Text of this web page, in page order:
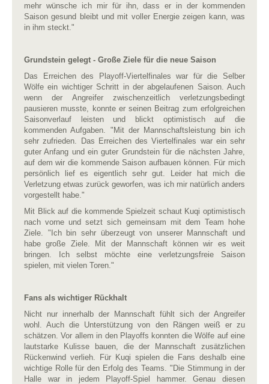
mehr wünsche ich mir für ihn, dass er in der kommenden
Saison gesund bleibt und mit voller Energie zeigen kann, was
in ihm steckt."
Grundstein gelegt - Große Ziele für die neue Saison
Das Erreichen des Playoff-Viertelfinales war für die Selber
Wölfe ein wichtiger Schritt in der abgelaufenen Saison. Auch
wenn der Angreifer zwischenzeitlich verletzungsbedingt
pausieren musste, konnte er seinen Beitrag zum erfolgreichen
Saisonverlauf leisten und blickt optimistisch auf die
kommenden Aufgaben. "Mit der Mannschaftsleistung bin ich
sehr zufrieden. Das Erreichen des Viertelfinales war ein sehr
guter Anfang und ein guter Grundstein für die nächsten Jahre,
auf dem wir die kommende Saison aufbauen können. Für mich
persönlich lief es eigentlich sehr gut. Leider hat mich die
Verletzung etwas zurück geworfen, was ich mir natürlich anders
vorgestellt habe."
Mit Blick auf die kommende Spielzeit schaut Kuqi optimistisch
nach vorne und setzt sich gemeinsam mit dem Team hohe
Ziele. "Ich bin sehr überzeugt von unserer Mannschaft und
habe große Ziele. Mit der Mannschaft können wir es weit
bringen. Ich selbst möchte eine verletzungsfreie Saison
spielen, mit vielen Toren."
Fans als wichtiger Rückhalt
Nicht nur innerhalb der Mannschaft fühlt sich der Angreifer
wohl. Auch die Unterstützung von den Rängen weiß er zu
schätzen. Vor allem in den Playoffs konnten die Wölfe auf eine
lautstarke Kulisse bauen, die der Mannschaft zusätzlichen
Rückenwind verlieh. Für Kuqi spielen die Fans deshalb eine
wichtige Rolle für den Erfolg des Teams. "Die Stimmung in der
Halle war in jedem Playoff-Spiel hammer. Genau diesen